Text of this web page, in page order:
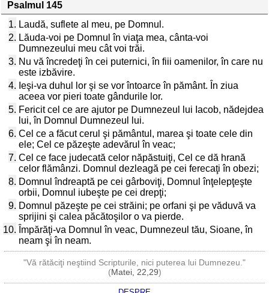
Psalmul 145
1. Laudă, suflete al meu, pe Domnul.
2. Lăuda-voi pe Domnul în viaţa mea, cânta-voi
Dumnezeului meu cât voi trăi.
3. Nu vă încredeţi în cei puternici, în fiii oamenilor, în care nu
este izbăvire.
4. Ieşi-va duhul lor şi se vor întoarce în pământ. În ziua
aceea vor pieri toate gândurile lor.
5. Fericit cel ce are ajutor pe Dumnezeul lui Iacob, nădejdea
lui, în Domnul Dumnezeul lui.
6. Cel ce a făcut cerul şi pământul, marea şi toate cele din
ele; Cel ce păzeşte adevărul în veac;
7. Cel ce face judecată celor năpăstuiţi, Cel ce dă hrană
celor flămânzi. Domnul dezleagă pe cei ferecaţi în obezi;
8. Domnul îndreaptă pe cei gârboviţi, Domnul înţelepţeşte
orbii, Domnul iubeşte pe cei drepţi;
9. Domnul păzeşte pe cei străini; pe orfani şi pe văduvă va
sprijini şi calea păcătoşilor o va pierde.
10. Împărăţi-va Domnul în veac, Dumnezeul tău, Sioane, în
neam şi în neam.
"Vă rătăciţi neştiind Scripturile, nici puterea lui Dumnezeu."
(Matei, 22,29)